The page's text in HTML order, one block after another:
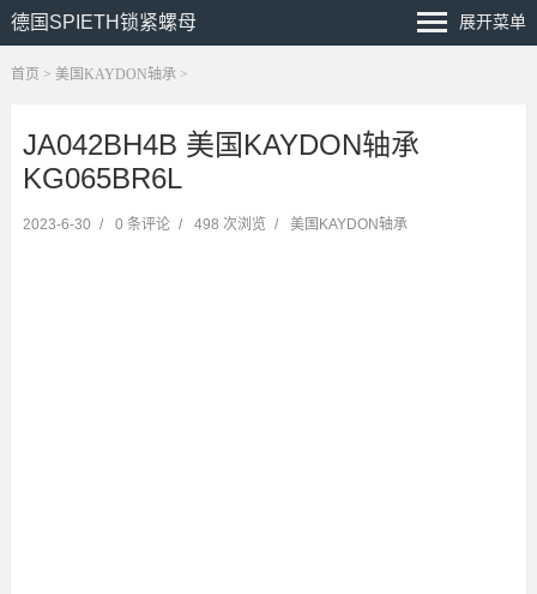
德国SPIETH锁紧螺母 展开菜单
首页 > 美国KAYDON轴承>
JA042BH4B 美国KAYDON轴承
KG065BR6L
2023-6-30 / 0 条评论 / 498 次浏览 / 美国KAYDON轴承